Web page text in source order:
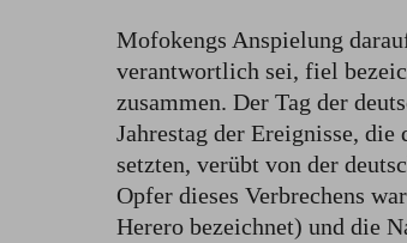
Mofokengs Anspielung
verantwortlich sei, fiel
zusammen. Der Tag der
Jahrestag der Ereignisse,
setzten, verübt von der
Opfer dieses Verbrechens
Herero bezeichnet) und die